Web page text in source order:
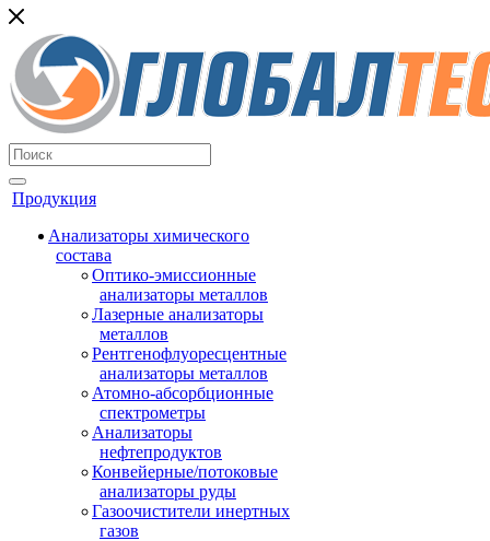
Продукция
Анализаторы химического
состава
Оптико-эмиссионные
анализаторы металлов
Лазерные анализаторы
металлов
Рентгенофлуоресцентные
анализаторы металлов
Атомно-абсорбционные
спектрометры
Анализаторы
нефтепродуктов
Конвейерные/потоковые
анализаторы руды
Газоочистители инертных
газов